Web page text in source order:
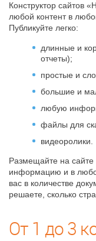
Конструктор сайтов
любой контент в
Публикуйте легко:
длинные и
отчеты);
простые и
большие и
любую
файлы для
видеоролики.
Размещайте на
информацию и в
вас в количестве
решаете, сколько
От 1 до 3